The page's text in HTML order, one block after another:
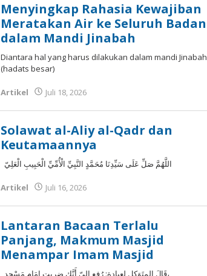
Menyingkap Rahasia Kewajiban
Meratakan Air ke Seluruh Badan
dalam Mandi Jinabah
Diantara hal yang harus dilakukan dalam mandi Jinabah
(hadats besar)
Artikel Juli 18, 2026
Solawat al-Aliy al-Qadr dan
Keutamaannya
اللَّهُمَّ صَلِّ عَلَى سَيِّدِنَا مُحَمَّدٍ النَّبِيِّ الْأُمِّيِّ الْحَبِيبِ الْعَلِيّ
Artikel Juli 16, 2026
Lantaran Bacaan Terlalu
Panjang, Makmum Masjid
Menampar Imam Masjid
قَالَ المتَوَكل لعبادة: رُفع إليّ أَنَّك ضربت إِمَام مَسْجِد،